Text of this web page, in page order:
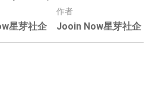
星芽社企
作者
Jooin Now星芽社企